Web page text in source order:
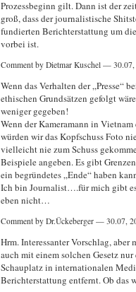
Prozessbeginn gilt. Dann ist der
groß, dass der journalistische
fundierten Berichterstattung um
vorbei ist.
Comment by Dietmar Kuschel — 30.07,
Wenn das Verhalten der „Presse“
ethischen Grundsätzen gefolgt
weniger gegeben!
Wenn der Kameramann in
würden wir das Kopfschuss Foto
vielleicht nie zum Schuss
Beispiele angeben. Es gibt
ein begründetes „Ende“ haben
Ich bin Journalist….für mich gibt
eben nicht…
Comment by Dr.Ückeberger — 30.07,
Hrm. Interessanter Vorschlag,
auch mit einem solchen Gesetz
Schauplatz in internationalen
Berichterstattung entfernt. Ob das